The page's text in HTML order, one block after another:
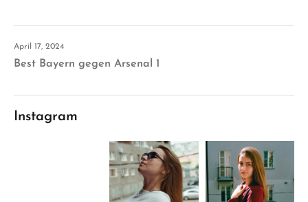
April 17, 2024
Best Bayern gegen Arsenal 1
Instagram